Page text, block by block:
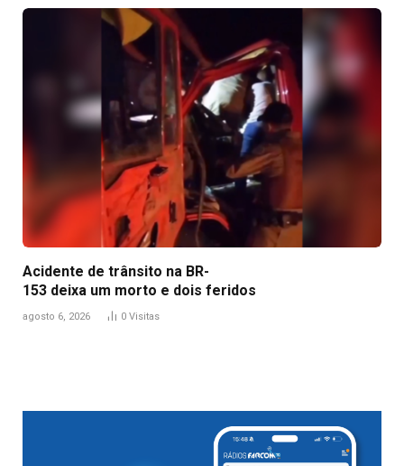
Acidente de trânsito na BR-
153 deixa um morto e dois feridos
agosto 6, 2026 0 Visitas